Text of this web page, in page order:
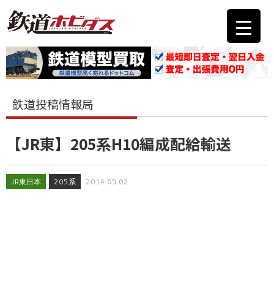
鉄道投稿情報局
【JR東】205系H10編成配給輸送
JR東日本 205系 2014.05.02